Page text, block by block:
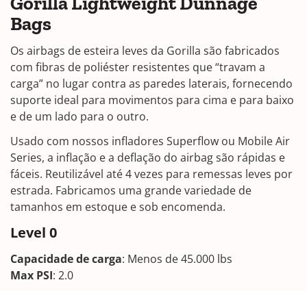
Bags
Os airbags de esteira leves da Gorilla são fabricados
com fibras de poliéster resistentes que “travam a
carga” no lugar contra as paredes laterais, fornecendo
suporte ideal para movimentos para cima e para baixo
e de um lado para o outro.
Usado com nossos infladores Superflow ou Mobile Air
Series, a inflação e a deflação do airbag são rápidas e
fáceis. Reutilizável até 4 vezes para remessas leves por
estrada. Fabricamos uma grande variedade de
tamanhos em estoque e sob encomenda.
Level 0
Capacidade de carga: Menos de 45.000 lbs
Max PSI: 2.0